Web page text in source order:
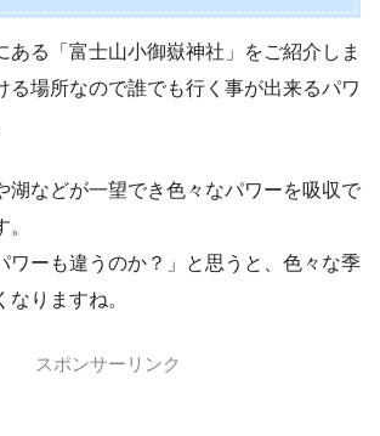
ある「富士山小御嶽神社」をご紹介しま
る場所なので誰でも行く事が出来るパワ
湖などが一望でき色々なパワーを吸収で
ワーも違うのか？」と思うと、色々な季
りますね。
スポンサーリンク